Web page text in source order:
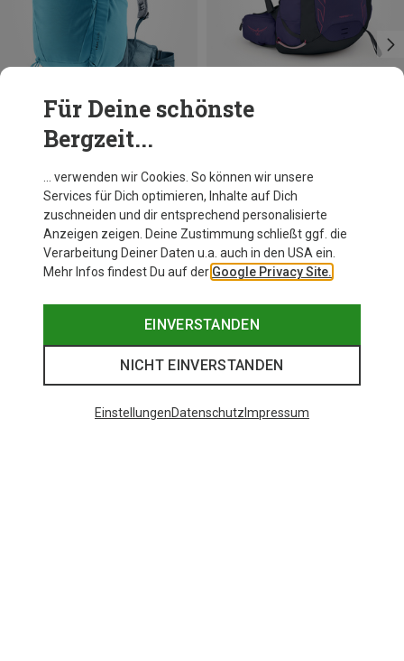
Du sparst 29%
Osprey
Damen Tempest 22 Rucksack
139,95 €
Für Deine schönste
Bergzeit...
… verwenden wir Cookies. So können wir unsere
Services für Dich optimieren, Inhalte auf Dich
zuschneiden und dir entsprechend personalisierte
Anzeigen zeigen. Deine Zustimmung schließt ggf. die
Verarbeitung Deiner Daten u.a. auch in den USA ein.
Mehr Infos findest Du auf der Google Privacy Site.
EINVERSTANDEN
NICHT EINVERSTANDEN
EinstellungenDatenschutz Impressum